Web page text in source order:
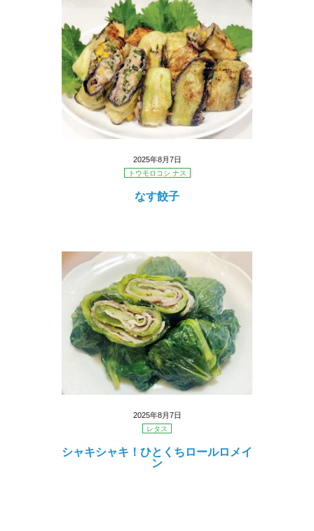
2025年8月7日
トウモロコシ ナス
なす餃子
2025年8月7日
レタス
シャキシャキ！ひとくちロールロメイ
ン